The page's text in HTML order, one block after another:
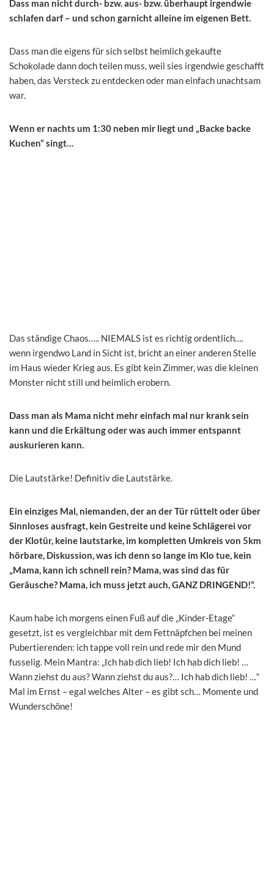
Dass man nicht durch- bzw. aus- bzw. überhaupt irgendwie
schlafen darf – und schon garnicht alleine im eigenen Bett.
Dass man die eigens für sich selbst heimlich gekaufte
Schokolade dann doch teilen muss, weil sies irgendwie geschafft
haben, das Versteck zu entdecken oder man einfach unachtsam
war.
Wenn er nachts um 1:30 neben mir liegt und „Backe backe
Kuchen“ singt…
Das ständige Chaos….. NIEMALS ist es richtig ordentlich….
wenn irgendwo Land in Sicht ist, bricht an einer anderen Stelle
im Haus wieder Krieg aus. Es gibt kein Zimmer, was die kleinen
Monster nicht still und heimlich erobern.
Dass man als Mama nicht mehr einfach mal nur krank sein
kann und die Erkältung oder was auch immer entspannt
auskurieren kann.
Die Lautstärke! Definitiv die Lautstärke.
Ein einziges Mal, niemanden, der an der Tür rüttelt oder über
Sinnloses ausfragt, kein Gestreite und keine Schlägerei vor
der Klotür, keine lautstarke, im kompletten Umkreis von 5km
hörbare, Diskussion, was ich denn so lange im Klo tue, kein
„Mama, kann ich schnell rein? Mama, was sind das für
Geräusche? Mama, ich muss jetzt auch, GANZ DRINGEND!“.
Kaum habe ich morgens einen Fuß auf die „Kinder-Etage“
gesetzt, ist es vergleichbar mit dem Fettnäpfchen bei meinen
Pubertierenden: ich tappe voll rein und rede mir den Mund
fusselig. Mein Mantra: „Ich hab dich lieb! Ich hab dich lieb! …
Wann ziehst du aus? Wann ziehst du aus?… Ich hab dich lieb! …“
Mal im Ernst – egal welches Alter – es gibt sch… Momente und
Wunderschöne!